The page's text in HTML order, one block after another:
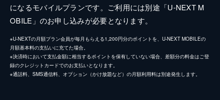
になるモバイルプランです。ご利用には別途「U-NEXT M
OBILE」のお申し込みが必要となります。
※U-NEXTの月額プラン会員が毎月もらえる1,200円分のポイントを、U-NEXT MOBILEの
月額基本料の支払いに充てた場合。
※決済時において支払金額に相当するポイントを保有していない場合、差額分の料金はご登
録のクレジットカードでのお支払いとなります。
※通話料、SMS通信料、オプション（かけ放題など）の月額利用料は別途発生します。